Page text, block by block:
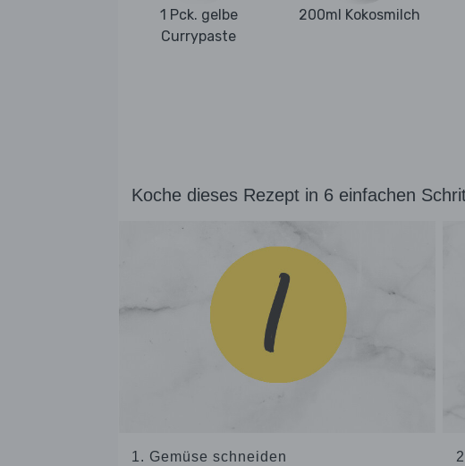
1 Pck. gelbe
Currypaste
200ml Kokosmilch
Koche dieses Rezept in 6 einfachen
1. Gemüse schneiden